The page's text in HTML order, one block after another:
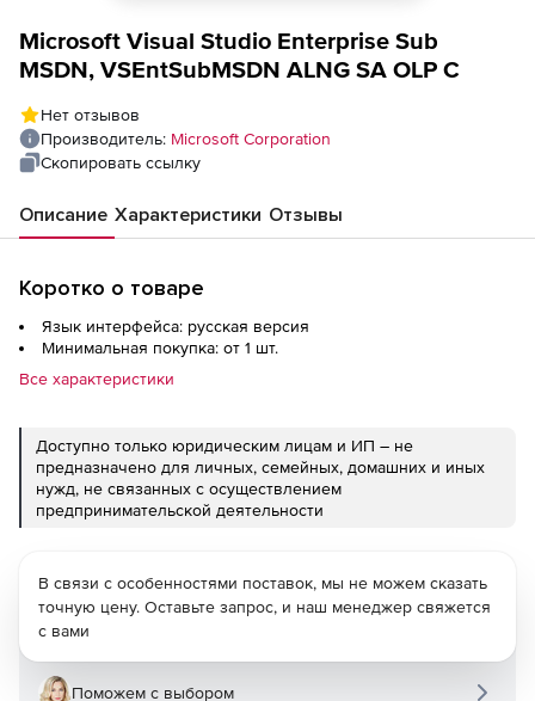
Microsoft Visual Studio Enterprise Sub
MSDN, VSEntSubMSDN ALNG SA OLP C
Нет отзывов
Производитель: Microsoft Corporation
Скопировать ссылку
Описание Характеристики Отзывы
Коротко о товаре
Язык интерфейса: русская версия
Минимальная покупка: от 1 шт.
Все характеристики
Доступно только юридическим лицам и ИП – не
предназначено для личных, семейных, домашних и иных
нужд, не связанных с осуществлением
предпринимательской деятельности
В связи с особенностями поставок, мы не можем сказать
точную цену. Оставьте запрос, и наш менеджер свяжется
с вами
Поможем с выбором